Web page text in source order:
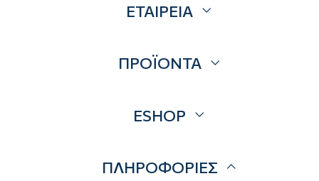
ΕΤΑΙΡΕΙΑ
Επικοινωνία
ΠΡΟΪΟΝΤΑ
Brands
ESHOP
Τρόποι αποστολής
ΠΛΗΡΟΦΟΡΙΕΣ